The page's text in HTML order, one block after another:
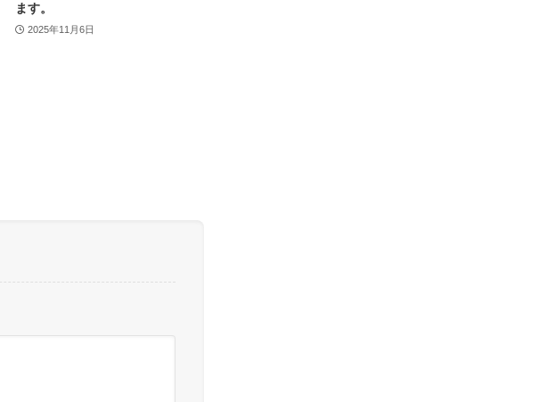
ます。
2025年11月6日